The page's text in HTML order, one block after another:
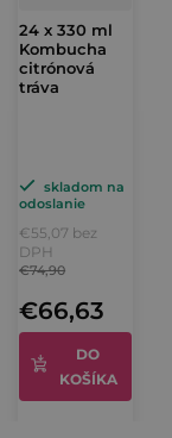
24 x 330 ml
Kombucha
citrónová
tráva
skladom na
odoslanie
€55,07 bez
DPH
€66,63
€74,90
DO
KOŠÍKA